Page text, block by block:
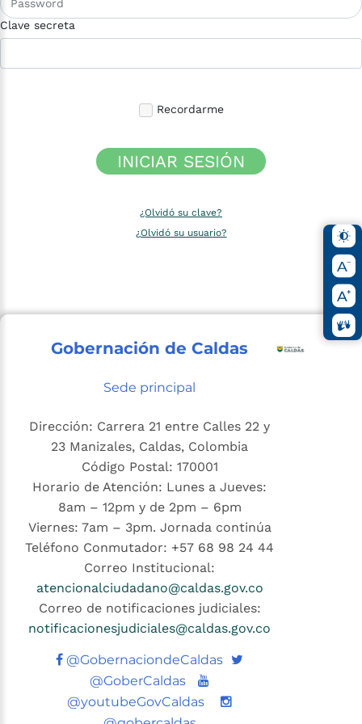
Clave secreta
Recordarme
INICIAR SESIÓN
¿Olvidó su clave?
¿Olvidó su usuario?
Gobernación de Caldas
Sede principal
Dirección: Carrera 21 entre Calles 22 y
23 Manizales, Caldas, Colombia
Código Postal: 170001
Horario de Atención: Lunes a Jueves:
8am – 12pm y de 2pm – 6pm
Viernes: 7am – 3pm. Jornada continúa
Teléfono Conmutador: +57 68 98 24 44
Correo Institucional:
atencionalciudadano@caldas.gov.co
Correo de notificaciones judiciales:
notificacionesjudiciales@caldas.gov.co
@GobernaciondeCaldas Twitter
@GoberCaldas
Youtube
@youtubeGovCaldas